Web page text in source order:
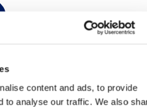
content and ads, to provide
to analyse our traffic. We also